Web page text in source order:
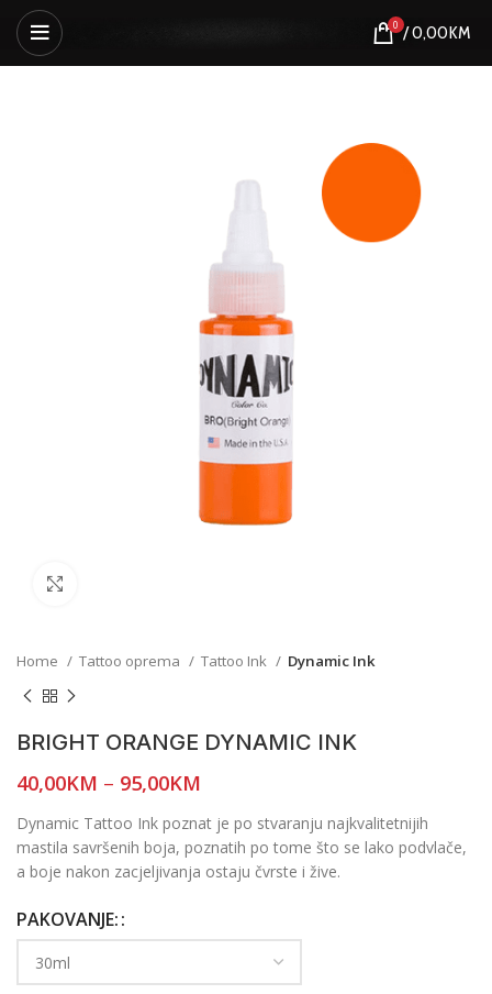
0 /0,00KM
Home Tattoo oprema Tattoo Ink Dynamic Ink
BRIGHT ORANGE DYNAMIC INK
40,00KM – 95,00KM
Dynamic Tattoo Ink poznat je po stvaranju najkvalitetnijih
mastila savršenih boja, poznatih po tome što se lako podvlače,
a boje nakon zacjeljivanja ostaju čvrste i žive.
PAKOVANJE: